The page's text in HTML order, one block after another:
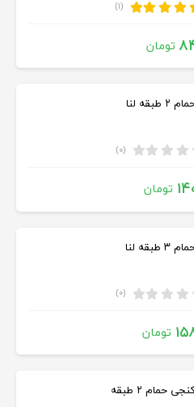
(۱)
تومان
لنا
(۰)
تومان
لنا
(۰)
تومان
حمام ۲ طبقه